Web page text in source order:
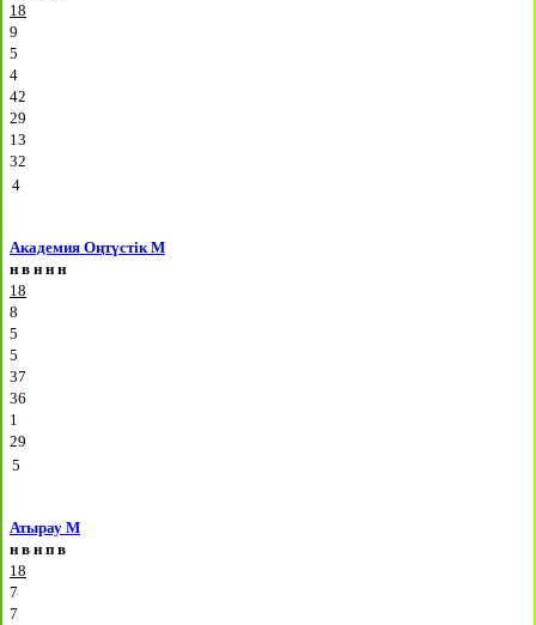
18
9
5
4
42
29
13
32
4
Академия Оңтүстік М
н в н н н
18
8
5
5
37
36
1
29
5
Атырау М
н в н п в
18
7
7